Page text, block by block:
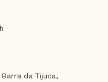
Barra da Tijuca,